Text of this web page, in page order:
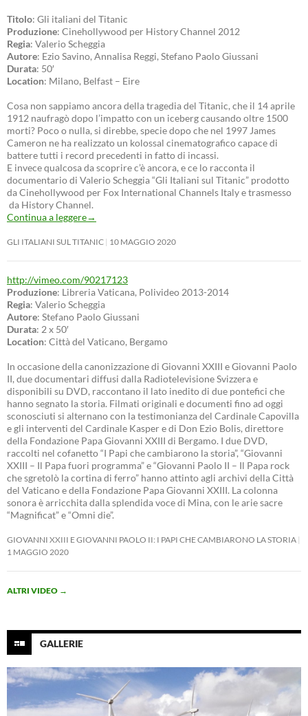
Titolo: Gli italiani del Titanic
Produzione: Cinehollywood per History Channel 2012
Regia: Valerio Scheggia
Autore: Ezio Savino, Annalisa Reggi, Stefano Paolo Giussani
Durata: 50′
Location: Milano, Belfast – Eire
Cosa non sappiamo ancora della tragedia del Titanic, che il 14 aprile
1912 naufragò dopo l’impatto con un iceberg causando oltre 1500
morti? Poco o nulla, si direbbe, specie dopo che nel 1997 James
Cameron ne ha realizzato un kolossal cinematografico capace di
battere tutti i record precedenti in fatto di incassi.
E invece qualcosa da scoprire c’è ancora, e ce lo racconta il
documentario di Valerio Scheggia “Gli Italiani sul Titanic” prodotto
da Cinehollywood per Fox International Channels Italy e trasmesso
da History Channel.
Continua a leggere→
GLI ITALIANI SUL TITANIC 10 MAGGIO 2020
http://vimeo.com/90217123
Produzione: Libreria Vaticana, Polivideo 2013-2014
Regia: Valerio Scheggia
Autore: Stefano Paolo Giussani
Durata: 2 x 50′
Location: Città del Vaticano, Bergamo
In occasione della canonizzazione di Giovanni XXIII e Giovanni Paolo
II, due documentari diffusi dalla Radiotelevisione Svizzera e
disponibili su DVD, raccontano il lato inedito di due pontefici che
hanno segnato la storia. Filmati originali e documenti fino ad oggi
sconosciuti si alternano con la testimonianza del Cardinale Capovilla
e gli interventi del Cardinale Kasper e di Don Ezio Bolis, direttore
della Fondazione Papa Giovanni XXIII di Bergamo. I due DVD,
raccolti nel cofanetto “I Papi che cambiarono la storia”, “Giovanni
XXIII – Il Papa fuori programma” e “Giovanni Paolo II – Il Papa rock
che sgretolò la cortina di ferro” hanno attinto agli archivi della Città
del Vaticano e della Fondazione Papa Giovanni XXIII. La colonna
sonora è arricchita dalla splendida voce di Mina, con le arie sacre
“Magnificat” e “Omni die”.
GIOVANNI XXIII E GIOVANNI PAOLO II: I PAPI CHE CAMBIARONO LA STORIA
1 MAGGIO 2020
ALTRI VIDEO →
GALLERIE